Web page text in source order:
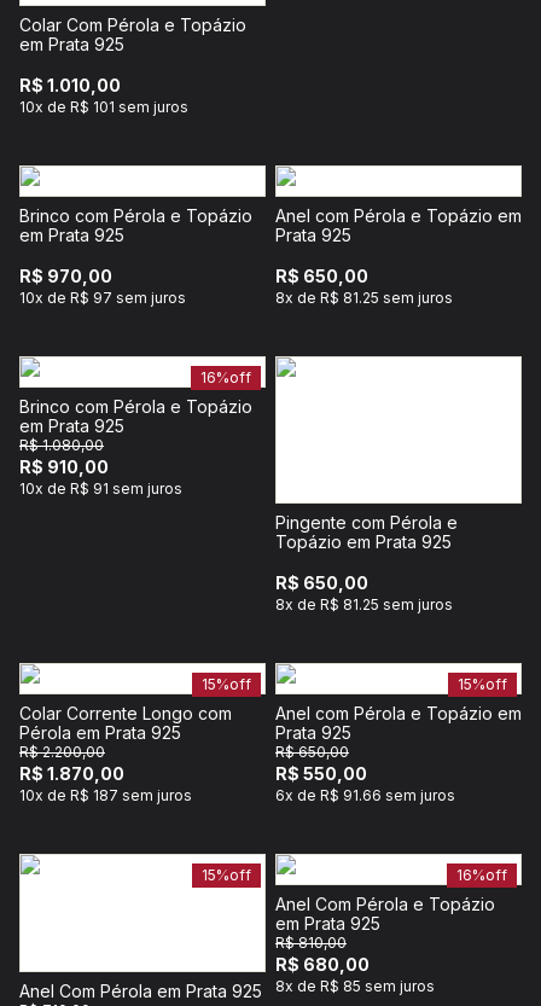
Colar Com Pérola e Topázio
em Prata 925
R$ 1.010,00
10x de R$ 101 sem juros
Brinco com Pérola e Topázio
em Prata 925
R$ 970,00
10x de R$ 97 sem juros
Anel com Pérola e Topázio em
Prata 925
R$ 650,00
8x de R$ 81.25 sem juros
16%off
Brinco com Pérola e Topázio
em Prata 925
R$ 1.080,00
R$ 910,00
10x de R$ 91 sem juros
Pingente com Pérola e
Topázio em Prata 925
R$ 650,00
8x de R$ 81.25 sem juros
15%off
Colar Corrente Longo com
Pérola em Prata 925
R$ 2.200,00
R$ 1.870,00
10x de R$ 187 sem juros
15%off
Anel com Pérola e Topázio em
Prata 925
R$ 650,00
R$ 550,00
6x de R$ 91.66 sem juros
15%off
Anel Com Pérola em Prata 925
16%off
Anel Com Pérola e Topázio
em Prata 925
R$ 810,00
R$ 680,00
8x de R$ 85 sem juros